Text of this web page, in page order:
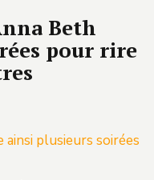
Beth
pour rire
plusieurs soirées